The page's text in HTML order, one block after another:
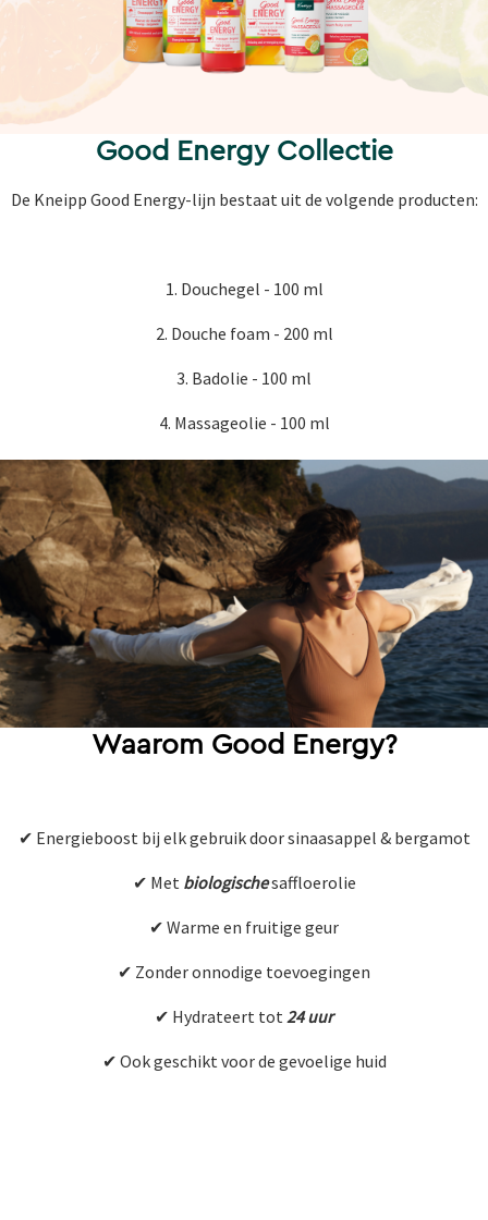
Good Energy Collectie
De Kneipp Good Energy-lijn bestaat uit de volgende producten:
1. Douchegel - 100 ml
2. Douche foam - 200 ml
3. Badolie - 100 ml
4. Massageolie - 100 ml
Waarom Good Energy?
✔ Energieboost bij elk gebruik door sinaasappel & bergamot
✔ Met biologischesaffloerolie
✔ Warme en fruitige geur
✔ Zonder onnodige toevoegingen
✔ Hydrateert tot24 uur
✔ Ook geschikt voor de gevoelige huid